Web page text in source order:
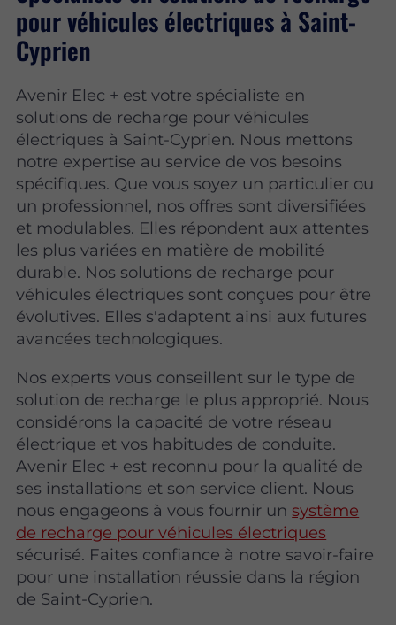
pour véhicules électriques à Saint-
Cyprien
Avenir Elec + est votre spécialiste en
solutions de recharge pour véhicules
électriques à Saint-Cyprien. Nous mettons
notre expertise au service de vos besoins
spécifiques. Que vous soyez un particulier ou
un professionnel, nos offres sont diversifiées
et modulables. Elles répondent aux attentes
les plus variées en matière de mobilité
durable. Nos solutions de recharge pour
véhicules électriques sont conçues pour être
évolutives. Elles s'adaptent ainsi aux futures
avancées technologiques.
Nos experts vous conseillent sur le type de
solution de recharge le plus approprié. Nous
considérons la capacité de votre réseau
électrique et vos habitudes de conduite.
Avenir Elec + est reconnu pour la qualité de
ses installations et son service client. Nous
nous engageons à vous fournir unsystème
de recharge pour véhicules électriques
sécurisé. Faites confiance à notre savoir-faire
pour une installation réussie dans la région
de Saint-Cyprien.